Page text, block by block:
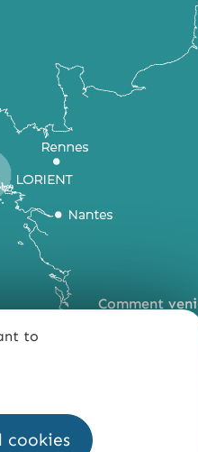
to
cookies
Comment
Carte du
QUI SOMMES-NOUS ?